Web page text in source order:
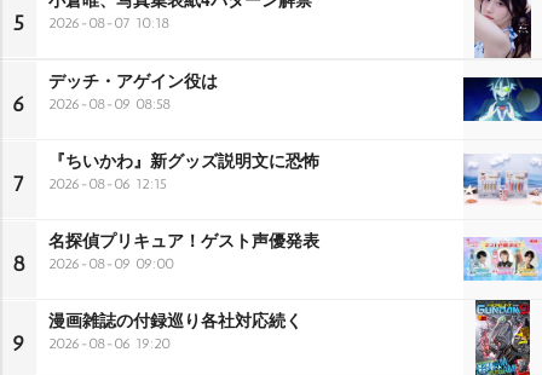
5 2026-08-07 10:18
6
デッチ・アゲイン役は
2026-08-09 08:58
7
『ちいかわ』新グッズ説明文に恐怖
2026-08-06 12:15
8
名探偵プリキュア！ゲスト声優発表
2026-08-09 09:00
9
漫画雑誌の付録巡り各社対応続く
2026-08-06 19:20